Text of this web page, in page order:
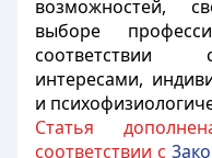
возможностей,
выборе
соответствии
интересами,
и
Статья
соответствии с